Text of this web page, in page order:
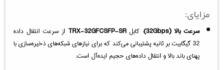
مزایای:
سرعت بالا (32Gbps) : کابلTRX-32GFCSFP-SR از سرعت انتقال داده
32 گیگابیت بر ثانیه پشتیبانی می‌کند که برای نیازهای شبکه‌های ذخیره‌سازی با
پهنای باند بالا و انتقال داده‌های حجیم ایده‌آل است.